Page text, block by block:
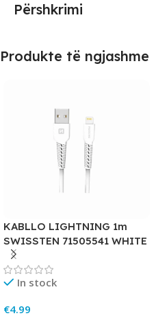
Përshkrimi
Produkte të ngjashme
KABLLO LIGHTNING 1m
SWISSTEN 71505541 WHITE
In stock
€4.99